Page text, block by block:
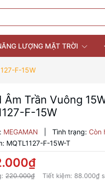
LƯỢNG MẶT TRỜI
F-15W
Trần Vuông
F-15W
MEGAMAN Tình trạng: Còn
MQTL1127-F-15W-T
220.000₫ Tiết kiệm: 88.000₫